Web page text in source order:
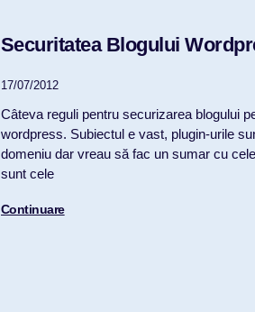
Securitatea Blogului
17/07/2012
Câteva reguli pentru securizarea blogului
wordpress. Subiectul e vast, plugin-urile
domeniu dar vreau să fac un sumar cu
sunt cele
Continuare